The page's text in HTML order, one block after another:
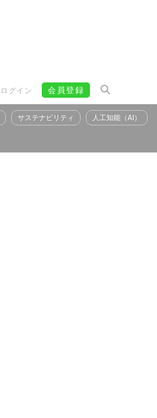
ログイン 会員登録
サステナビリティ 人工知能（AI）